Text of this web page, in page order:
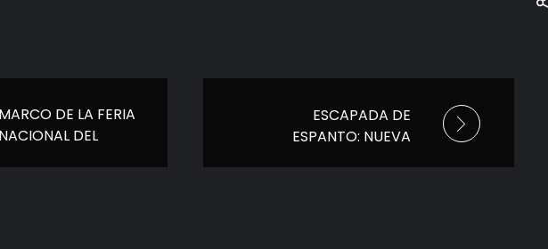
DE LA FERIA
DEL
ESCAPADA DE
ESPANTO: NUEVA